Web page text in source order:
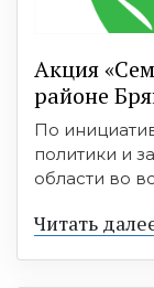
Акция
районе
По
политики и
области во
Читать